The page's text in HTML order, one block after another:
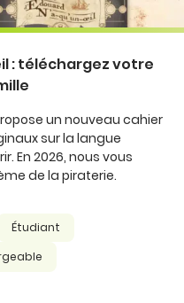
: téléchargez votre
un nouveau cahier
sur la langue
En 2026, nous vous
de la piraterie.
Étudiant